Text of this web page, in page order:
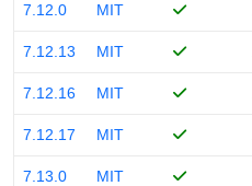
7.12.0 MIT
7.12.13 MIT
7.12.16 MIT
7.12.17 MIT
7.13.0 MIT